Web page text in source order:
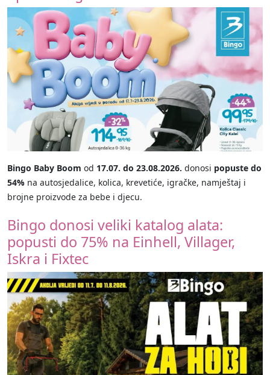
Bingo Baby Boom od 17.07. do 23.08.2026. donosi popuste do
54% na autosjedalice, kolica, krevetiće, igračke, namještaj i
brojne proizvode za bebe i djecu.
Bingo donosi veliki katalog alata:
popusti do 75% na Einhell, Villager,
Iskra i Fixtec